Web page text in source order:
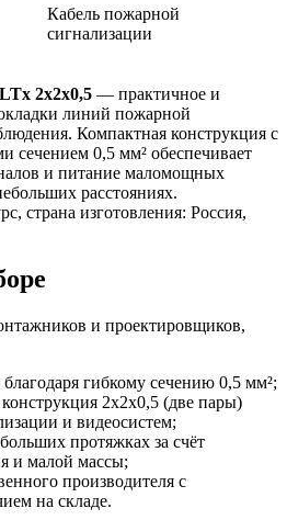
Кабель пожарной
сигнализации
2x2x0,5 — практичное и
линий пожарной
Компактная конструкция с
сечением 0,5 мм² обеспечивает
и питание маломощных
расстояниях.
страна изготовления: Россия,
и проектировщиков,
гибкому сечению 0,5 мм²;
2x2x0,5 (две пары)
и видеосистем;
протяжках за счёт
и малой массы;
производителя с
на складе.